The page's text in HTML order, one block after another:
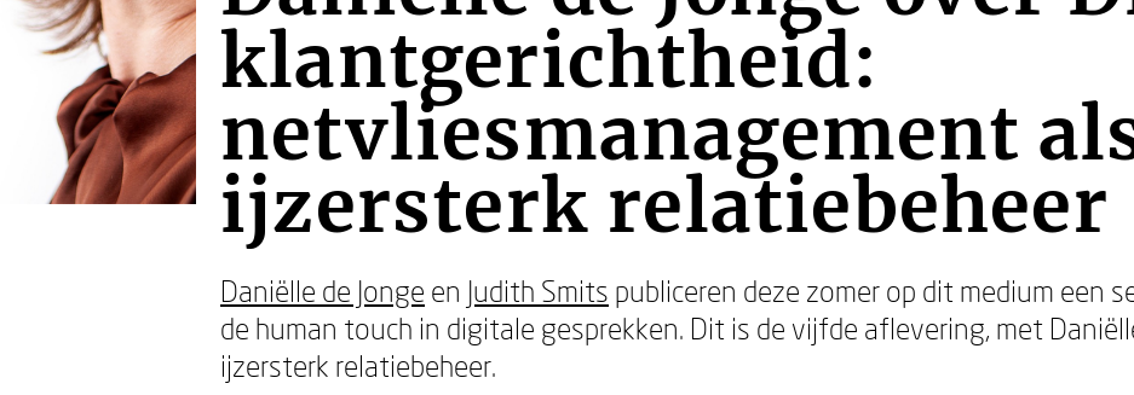
klantgerichtheid:
netvliesmanagement
ijzersterk relatiebeheer
Daniëlle de Jonge en Judith Smits publiceren deze zomer op dit medium een
de human touch in digitale gesprekken. Dit is de vijfde aflevering, met
ijzersterk relatiebeheer.